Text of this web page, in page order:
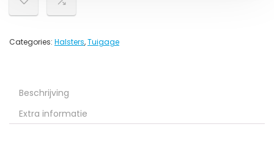
Categories: Halsters,Tuigage
Beschrijving
Extra informatie